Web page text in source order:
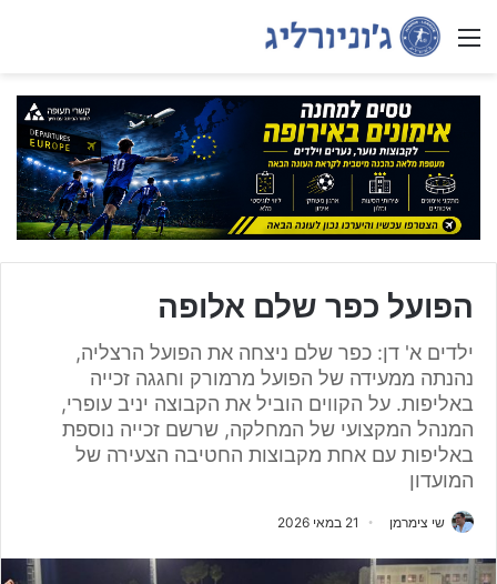
Menu
הפועל כפר שלם אלופה
ילדים א' דן: כפר שלם ניצחה את הפועל הרצליה,
נהנתה ממעידה של הפועל מרמורק וחגגה זכייה
באליפות. על הקווים הוביל את הקבוצה יניב עופרי,
המנהל המקצועי של המחלקה, שרשם זכייה נוספת
באליפות עם אחת מקבוצות החטיבה הצעירה של
המועדון
שי צימרמן 21 במאי 2026